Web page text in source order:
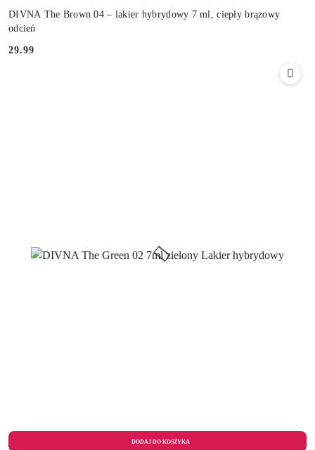
DIVNA The Brown 04 – lakier hybrydowy 7 ml, ciepły brązowy
odcień
Cena:
29.99